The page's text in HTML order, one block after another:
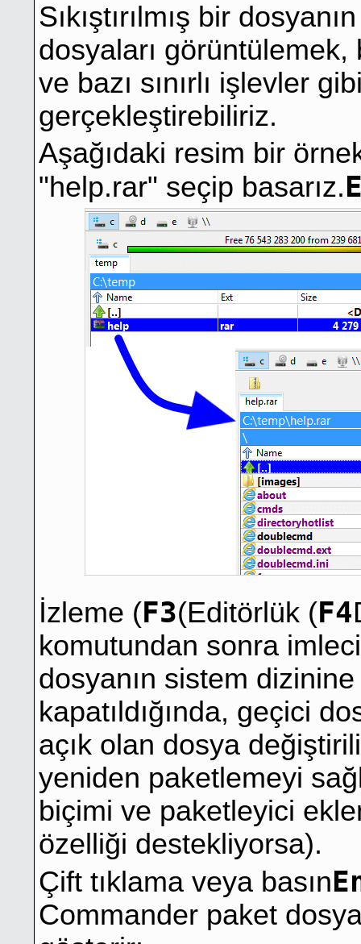
Sıkıştırılmış bir
dosyaları
ve bazı sınırlı işlevler
gerçekleştirebiliriz.
Aşağıdaki resim bir
"help.rar" seçip basarız.
İzleme (F3(Editörlük (F4
komutundan sonra
dosyanın sistem
kapatıldığında, geçici
açık olan dosya
yeniden paketlemeyi
biçimi ve paketleyici
özelliği destekliyorsa).
Çift tıklama veya basın
Commander paket